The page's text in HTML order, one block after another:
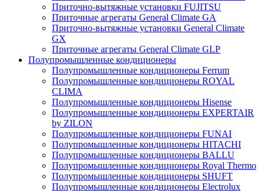
Приточно-вытяжные установки FUJITSU
Приточные агрегаты General Climate GA
Приточно-вытяжные установки General Climate
GX
Приточные агрегаты General Climate GLP
Полупромышленные кондиционеры
Полупромышленные кондиционеры Ferrum
Полупромышленные кондиционеры ROYAL
CLIMA
Полупромышленные кондиционеры Hisense
Полупромышленные кондиционеры EXPERTAIR
by ZILON
Полупромышленные кондиционеры FUNAI
Полупромышленные кондиционеры HITACHI
Полупромышленные кондиционеры BALLU
Полупромышленные кондиционеры Royal Thermo
Полупромышленные кондиционеры SHUFT
Полупромышленные кондиционеры Electrolux